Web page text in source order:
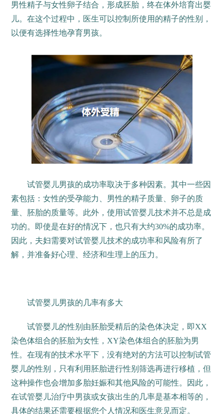
男性精子与女性卵子结合，形成胚胎，终在体外培育出婴
儿。在这个过程中，医生可以控制所使用的精子的性别，
以便有选择性地孕育男孩。
试管婴儿男孩的成功率取决于多种因素。其中一些因
素包括：女性的受孕能力、男性的精子质量、卵子的质
量、胚胎的质量等。此外，使用试管婴儿技术并不总是成
功的。即使是在好的情况下，也只有大约30%的成功率。
因此，夫妇需要对试管婴儿技术的成功率和风险有所了
解，并准备好心理、经济和生理上的压力。
试管婴儿男孩的几率有多大
试管婴儿的性别由胚胎受精后的染色体决定，即XX
染色体组合的胚胎为女性，XY染色体组合的胚胎为男
性。在现有的技术水平下，没有绝对的方法可以控制试管
婴儿的性别，只有利用胚胎进行性别筛选再进行移植，但
这种操作也会增加多胎妊娠和其他风险的可能性。因此，
在试管婴儿治疗中男孩或女孩出生的几率是基本相等的，
具体的结果还需要根据您个人情况和医生意见而定。